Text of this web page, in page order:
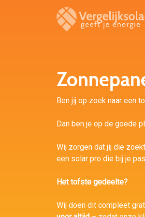
Ben jij op zoek naar een
Dan ben je op de goede
Wij zorgen dat jij die
een solar pro die bij je
Het tofste gedeelte?
Wij doen dit compleet